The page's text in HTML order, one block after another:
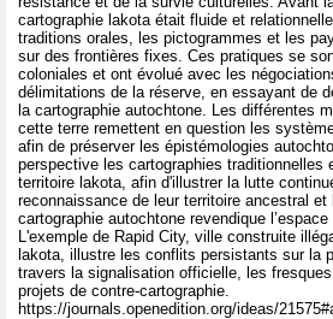
cartographie lakota était fluide et
traditions orales, les pictogrammes et les
sur des frontières fixes. Ces pratiques se
coloniales et ont évolué avec les
délimitations de la réserve, en essayant de
la cartographie autochtone. Les différentes
cette terre remettent en question les
afin de préserver les épistémologies
perspective les cartographies traditionnelles
territoire lakota, afin d'illustrer la lutte
reconnaissance de leur territoire ancestral
cartographie autochtone revendique
L'exemple de Rapid City, ville construite
lakota, illustre les conflits persistants sur la
travers la signalisation officielle, les
projets de contre-cartographie.
https://journals.openedition.org/ideas/